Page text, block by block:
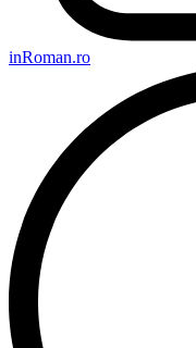
inRoman.ro